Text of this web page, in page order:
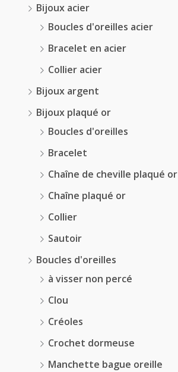
Bijoux acier
Boucles d'oreilles acier
Bracelet en acier
Collier acier
Bijoux argent
Bijoux plaqué or
Boucles d'oreilles
Bracelet
Chaîne de cheville plaqué or
Chaîne plaqué or
Collier
Sautoir
Boucles d'oreilles
à visser non percé
Clou
Créoles
Crochet dormeuse
Manchette bague oreille